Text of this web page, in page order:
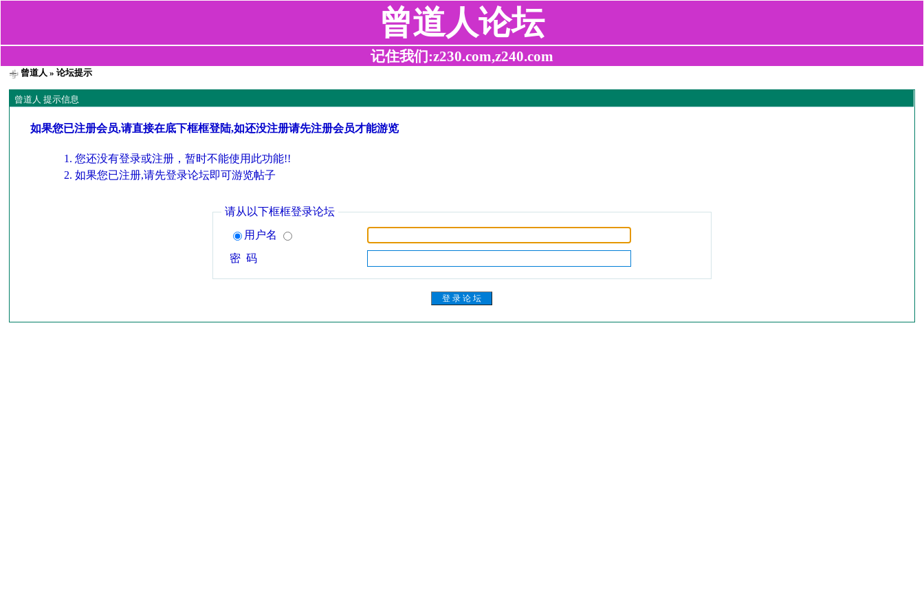
曾道人论坛
记住我们:z230.com,z240.com
曾道人 » 论坛提示
曾道人 提示信息
如果您已注册会员,请直接在底下框框登陆,如还没注册请先注册会员才能游览
您还没有登录或注册，暂时不能使用此功能!!
如果您已注册,请先登录论坛即可游览帖子
请从以下框框登录论坛
用户名
密 码